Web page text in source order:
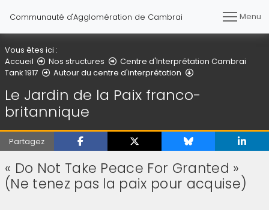
Communauté d'Agglomération de Cambrai Menu
Vous êtes ici :
Accueil
Nos structures
Centre d'Interprétation Cambrai
Tank 1917
Autour du centre d'interprétation
Le Jardin de la Paix franco-
britannique
Partagez
« Do Not Take Peace For Granted »
(Ne tenez pas la paix pour acquise)